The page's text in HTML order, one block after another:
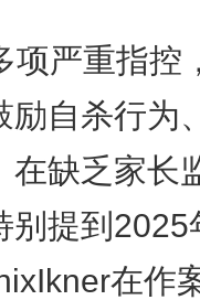
项严重指控
励自杀行为
在缺乏家长
别提到
在作